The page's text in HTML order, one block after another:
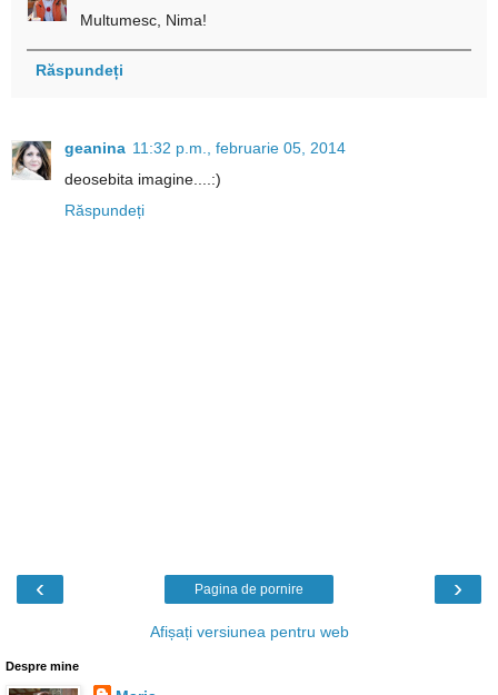
Multumesc, Nima!
Răspundeți
geanina 11:32 p.m., februarie 05, 2014
deosebita imagine....:)
Răspundeți
‹ ›
Pagina de pornire
Afișați versiunea pentru web
Despre mine